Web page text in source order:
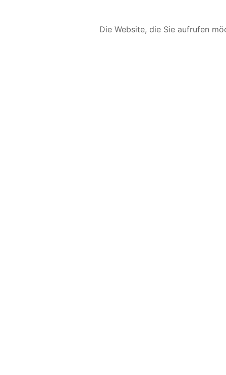
Die Website, die Sie aufrufen